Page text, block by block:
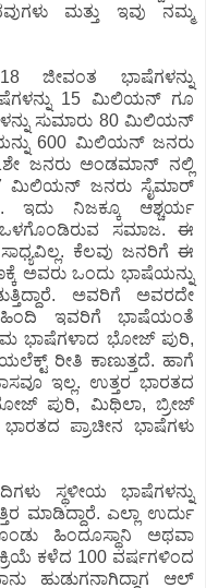
ಮತ್ತು ಇವು ನಮ್ಮ
ಭಾಷೆಗಳನ್ನು
15 ಮಿಲಿಯನ್ ಗೂ
ಸುಮಾರು 80 ಮಿಲಿಯನ್
600 ಮಿಲಿಯನ್ ಜನರು
ಜನರು ಅಂಡಮಾನ್ ನಲ್ಲಿ
7 ಮಿಲಿಯನ್ ಜನರು ಸೈಮಾರ್
ಇದು ನಿಜಕ್ಕೂ ಆಶ್ಚರ್ಯ
ಒಳಗೊಂಡಿರುವ ಸಮಾಜ. ಈ
ಕೆಲವು ಜನರಿಗೆ ಈ
ಅವರು ಒಂದು ಭಾಷೆಯನ್ನು
ಅವರಿಗೆ ಅವರದೇ
ಹಿಂದಿ ಇವರಿಗೆ ಭಾಷೆಯಂತೆ
ಭಾಷೆಗಳಾದ ಭೋಜ್ ಪುರಿ,
ರೀತಿ ಕಾಣುತ್ತದೆ. ಹಾಗೆ
ಇಲ್ಲ. ಉತ್ತರ ಭಾರತದ
ಪುರಿ, ಮಿಥಿಲಾ, ಬ್ರೀಜ್
ಪ್ರಾಚೀನ ಭಾಷೆಗಳು
ಸ್ಥಳೀಯ ಭಾಷೆಗಳನ್ನು
ಮಾಡಿದ್ದಾರೆ. ಎಲ್ಲಾ ಉರ್ದು
ಹಿಂದೂಸ್ಥಾನಿ ಅಥವಾ
ಕಳೆದ 100 ವರ್ಷಗಳಿಂದ
ಹುಡುಗನಾಗಿದ್ದಾಗ ಆಲ್